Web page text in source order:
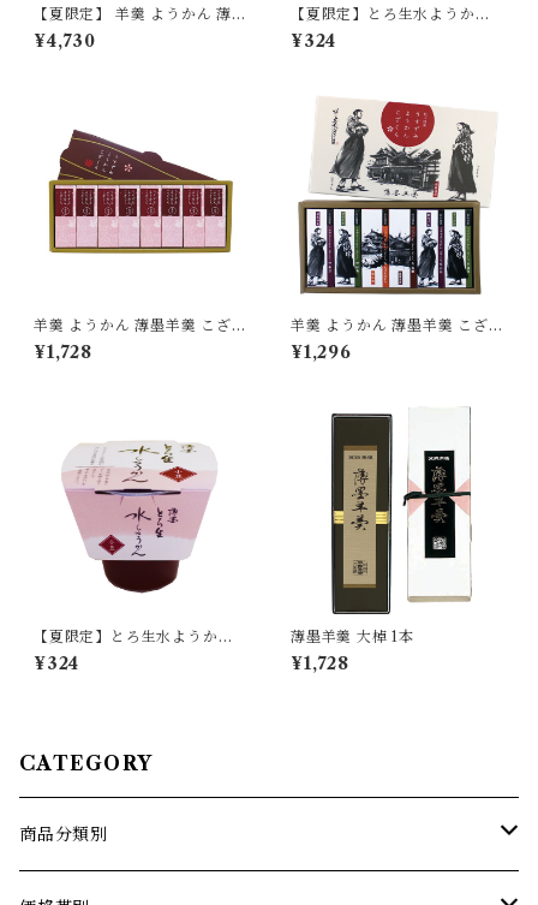
【夏限定】 羊羹 ようかん 薄墨
羊羹 水ようかん とろ生水よう
かん 夏 ギフト セット 贈り物
¥4,730
【夏限定】とろ生水ようか
ん 珈琲 (コーヒー) 単品
【季節限定/期間限定】
¥324
羊羹 ようかん 薄墨羊羹 こざく
ら 小豆 8個入
¥1,728
羊羹 ようかん 薄墨羊羹 こざく
ら 松山 道後めぐり 6個入 愛媛
松山 茂本ヒデキチ コラボ 坊ち
¥1,296
【夏限定】とろ生水ようか
ん 小豆 単品 【季節限定/
期間限定】
¥324
薄墨羊羹 大棹 1本
¥1,728
CATEGORY
商品分類別